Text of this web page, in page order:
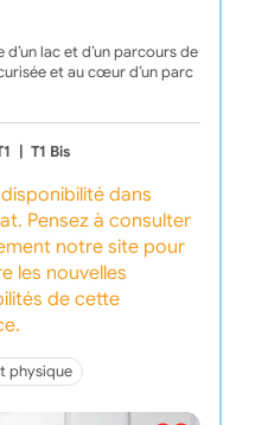
lac et d’un parcours de
et au cœur d’un parc
T1 Bis
dans
Pensez à consulter
notre site pour
les nouvelles
de cette
physique